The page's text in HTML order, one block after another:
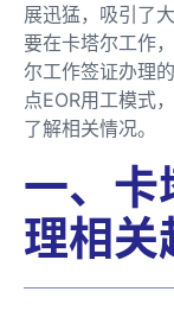
展迅猛，吸引了
要在卡塔尔工作
尔工作签证办理
点EOR用工模式
了解相关情况。
一、卡
理相关